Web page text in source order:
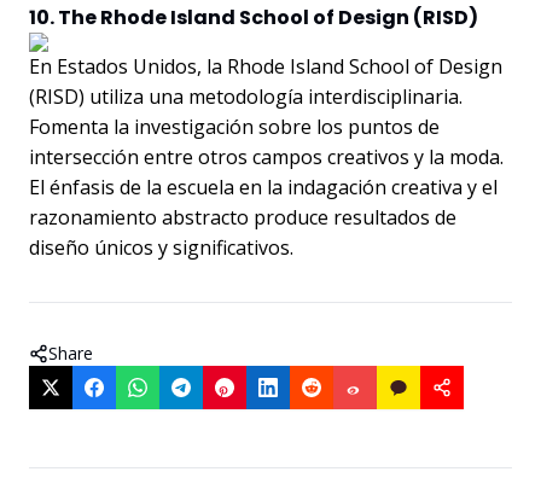
10. The Rhode Island School of Design (RISD)
En Estados Unidos, la Rhode Island School of Design
(RISD) utiliza una metodología interdisciplinaria.
Fomenta la investigación sobre los puntos de
intersección entre otros campos creativos y la moda.
El énfasis de la escuela en la indagación creativa y el
razonamiento abstracto produce resultados de
diseño únicos y significativos.
Share